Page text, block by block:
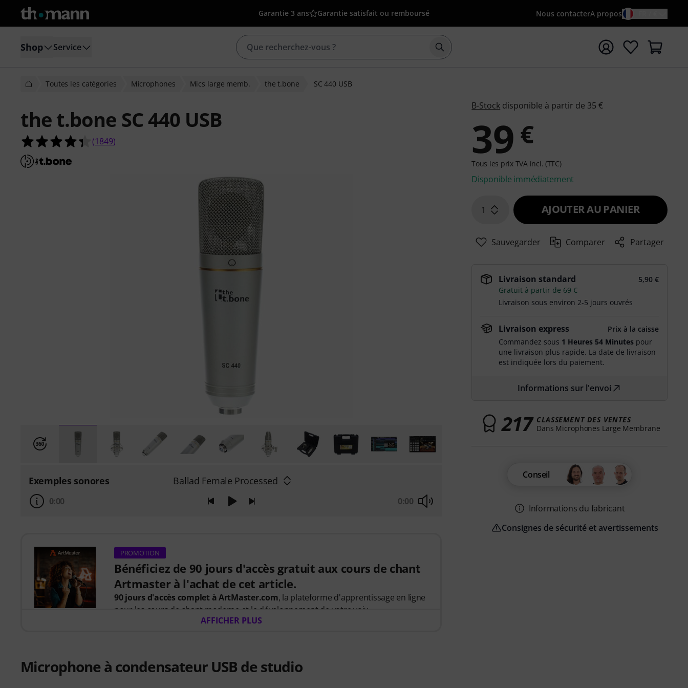
Garantie 3 ans Garantie satisfait ou remboursé Nous contacterA propos
Shop Service Démarrer la recherche avec le terme de recherche
Toutes les catégories Microphones Mics large memb. the t.bone SC 440 USB
the t.bone SC 440 USB
4.3 étoiles sur 5 d'après 1849 évaluations clients
(1849)
Exemples sonores Ballad Female Processed
0:00 0:00
PROMOTION
Bénéficiez de 90 jours d'accès gratuit aux cours de chant
Artmaster à l'achat de cet article.
90 jours d'accès complet à ArtMaster.com, la plateforme d'apprentissage en ligne
pour les cours de chant moderne et le développement de votre voix.
« Chant pour débutants » , dispensé par Stevvi Alexander
artistes tels queBarbra Streisand, Justin Timberlake et Britney Spears
AFFICHER PLUS
Microphone à condensateur USB de studio
B-Stock disponible à partir de 35 €
39 €
Tous les prix TVA incl. (TTC)
Disponible immédiatement
1 AJOUTER AU PANIER
Sauvegarder Comparer Partager
Livraison standard
5,90 €
Gratuit à partir de 69 €
Livraison sous environ 2-5 jours ouvrés
Livraison express
Prix à la caisse
Commandez sous 1 Heures 54 Minutes pour
une livraison plus rapide. La date de livraison
est indiquée lors du paiement.
Informations sur l'envoi
217 CLASSEMENT DES VENTES
Dans Microphones Large Membrane
Conseil
Informations du fabricant
Consignes de sécurité et avertissements